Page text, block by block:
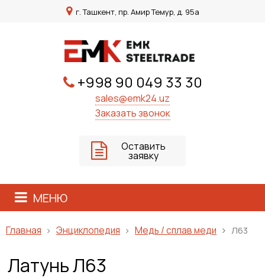
г. Ташкент, пр. Амир Темур, д. 95а
+998 90 049 33 30
sales@emk24.uz
Заказать звонок
Оставить
заявку
МЕНЮ
Главная Энциклопедия Медь / сплав меди Л63
Латунь Л63